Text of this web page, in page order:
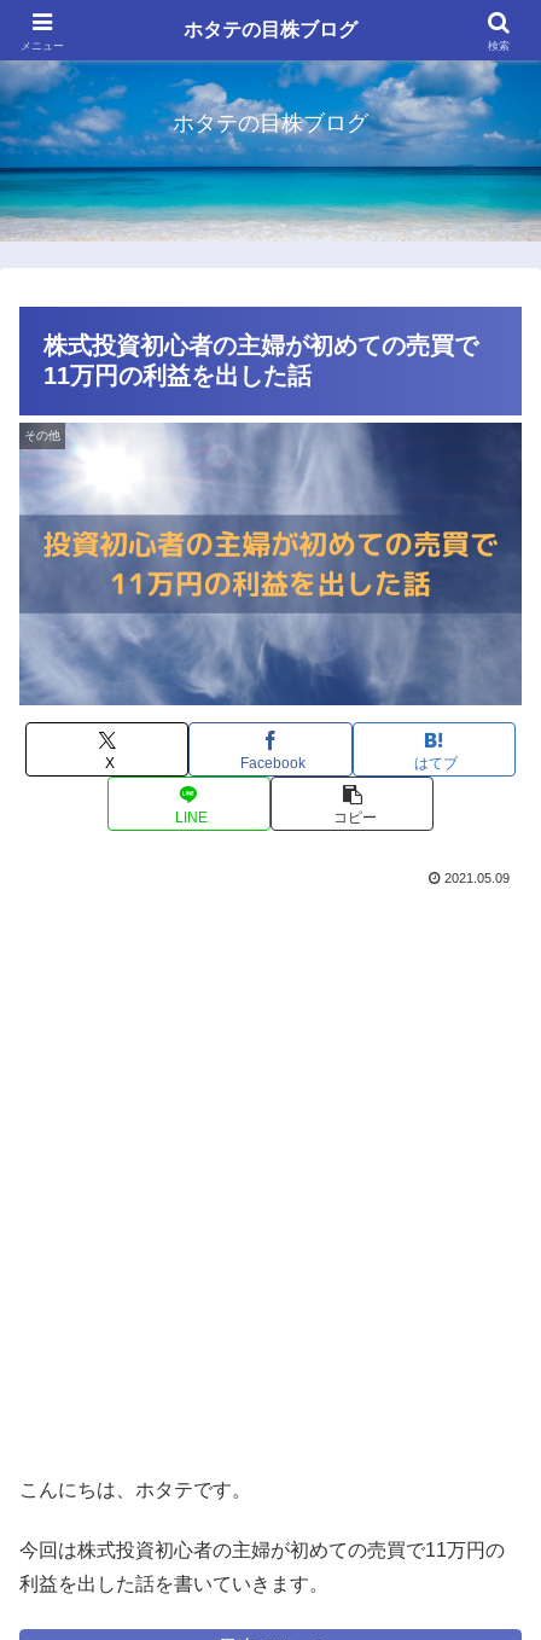
ホタテの目株ブログ
株式投資初心者の主婦が初めての売買で
11万円の利益を出した話
その他
X Facebook はてブ
LINE コピー
2021.05.09
こんにちは、ホタテです。
今回は株式投資初心者の主婦が初めての売買で11万円の
利益を出した話を書いていきます。
メニュー
ホタテの目株ブログ
検索